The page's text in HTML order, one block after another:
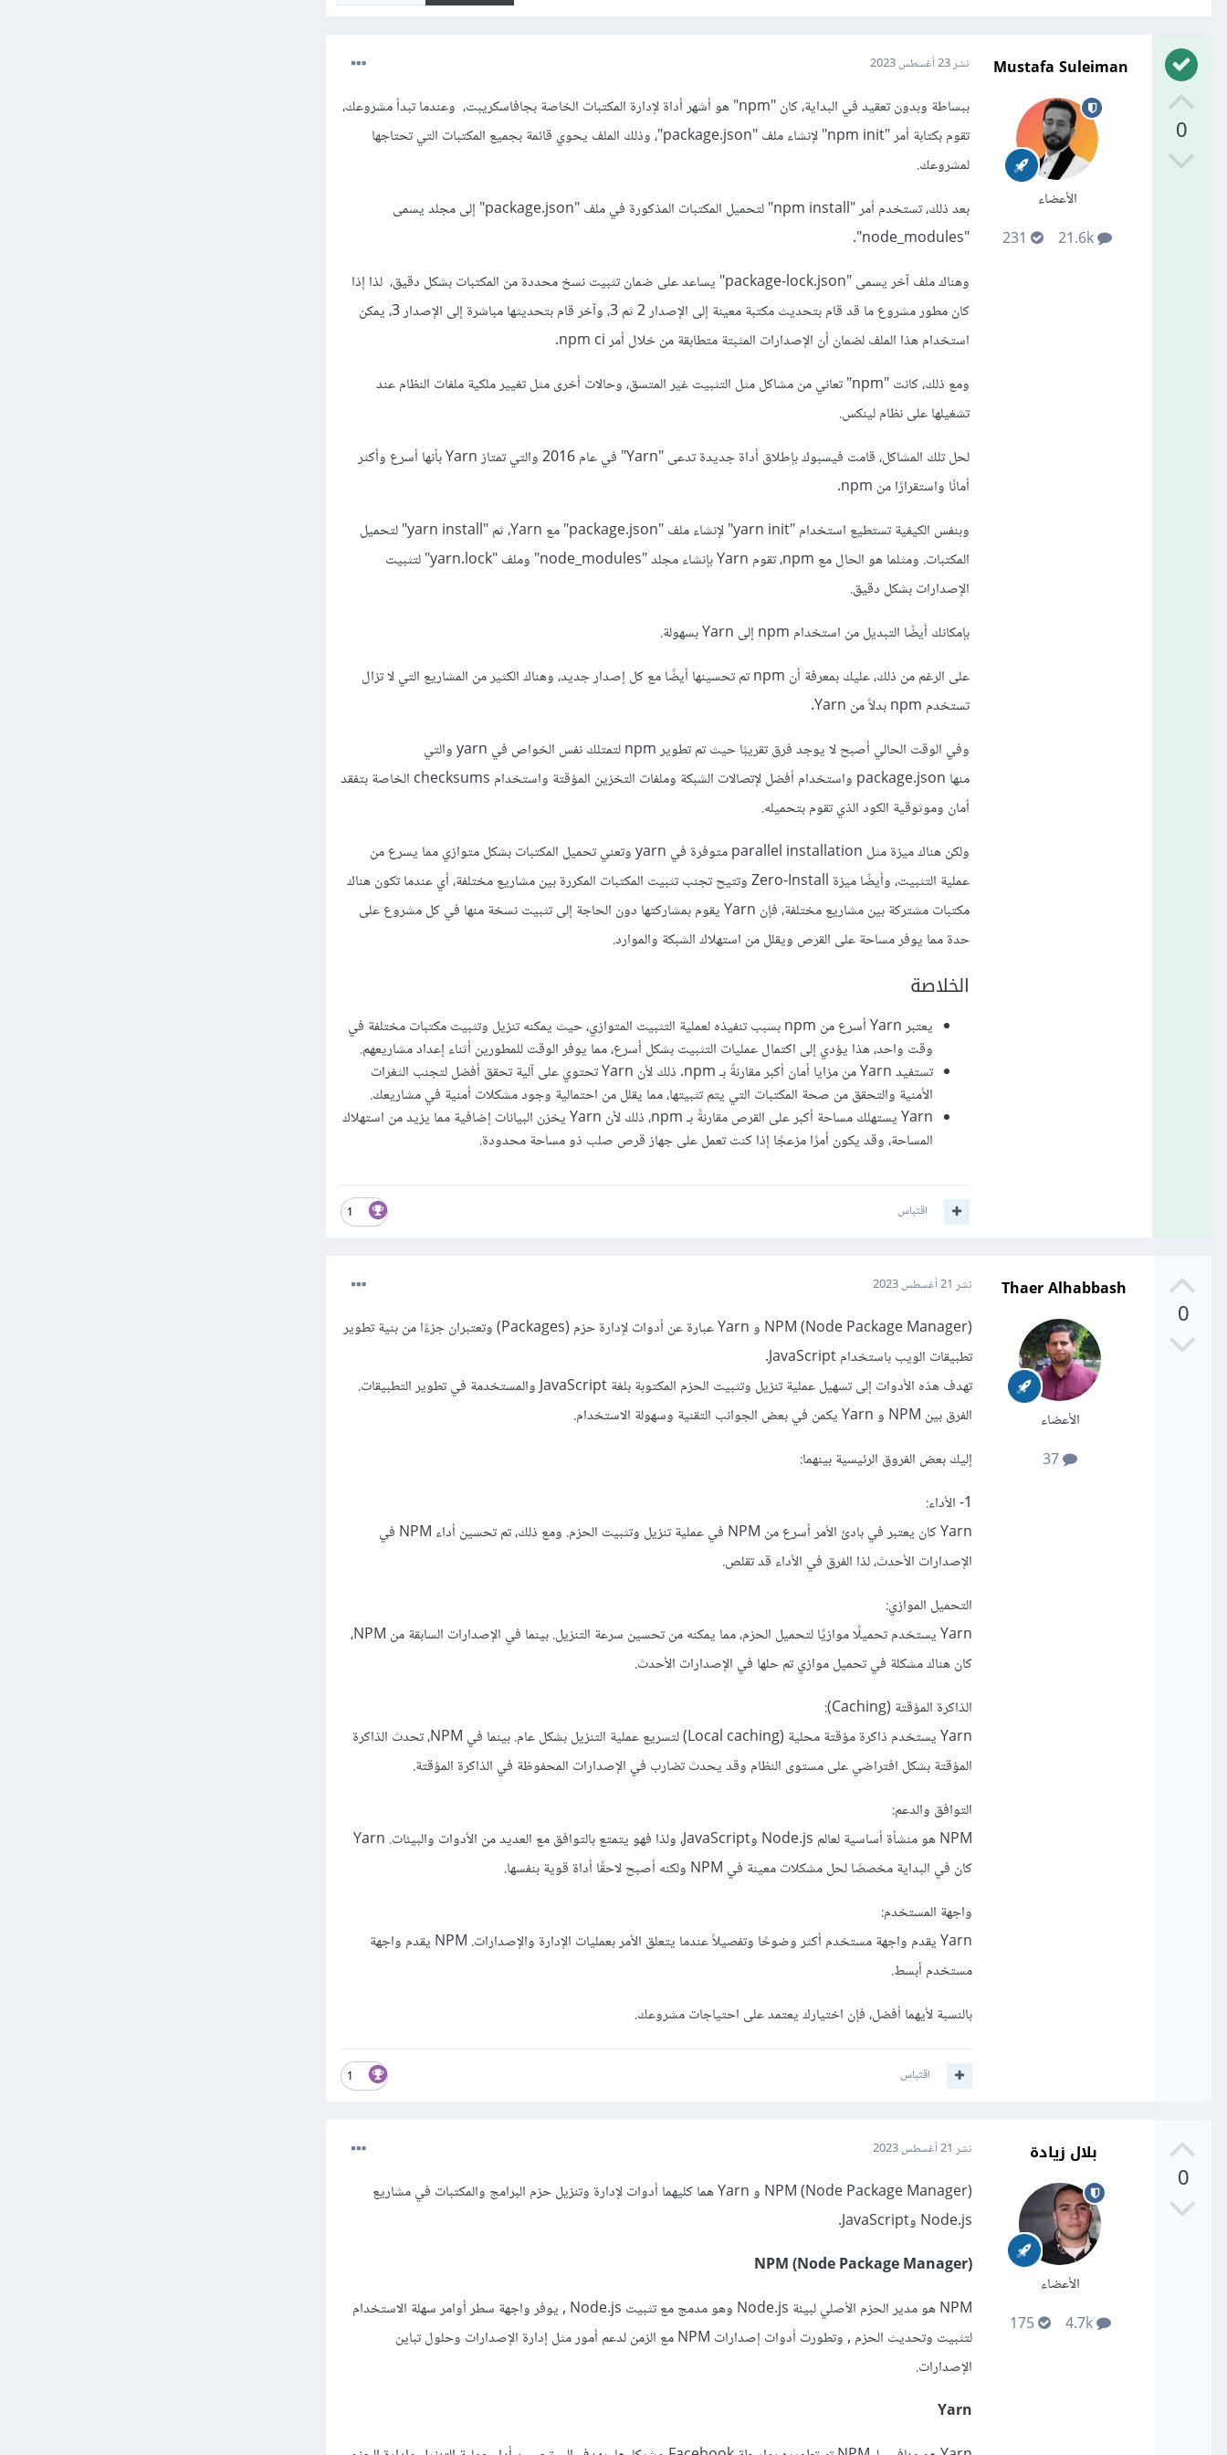
0
Mustafa Suleiman
الأعضاء
نشر23 أغسطس 2023
ببساطة وبدون تعقيد في البداية، كان "npm" هو أشهر أداة لإدارة المكتبات الخاصة بجافاسكريبت، وعندما تبدأ مشروعك،
تقوم بكتابة أمر "npm init" لإنشاء ملف "package.json"، وذلك الملف يحوي قائمة بجميع المكتبات التي تحتاجها
لمشروعك.
بعد ذلك، تستخدم أمر "npm install" لتحميل المكتبات المذكورة في ملف "package.json" إلى مجلد يسمى
"node_modules".
وهناك ملف آخر يسمى "package-lock.json" يساعد على ضمان تثبيت نسخ محددة من المكتبات بشكل دقيق، لذا إذا
كان مطور مشروع ما قد قام بتحديث مكتبة معينة إلى الإصدار 2 ثم 3، وآخر قام بتحديثها مباشرة إلى الإصدار 3، يمكن
استخدام هذا الملف لضمان أن الإصدارات المثبتة متطابقة من خلال أمر npm ci.
ومع ذلك، كانت "npm" تعاني من مشاكل مثل التثبيت غير المتسق، وحالات أخرى مثل تغيير ملكية ملفات النظام عند
تشغيلها على نظام لينكس.
لحل تلك المشاكل، قامت فيسبوك بإطلاق أداة جديدة تدعى "Yarn" في عام 2016 والتي تمتاز Yarn بأنها أسرع وأكثر
أمانًا واستقرارًا من npm.
وبنفس الكيفية تستطيع استخدام "yarn init" لإنشاء ملف "package.json" مع Yarn، ثم "yarn install" لتحميل
المكتبات. ومثلما هو الحال مع npm، تقوم Yarn بإنشاء مجلد "node_modules" وملف "yarn.lock" لتثبيت
الإصدارات بشكل دقيق.
بإمكانك أيضًا التبديل من استخدام npm إلى Yarn بسهولة.
على الرغم من ذلك، عليك بمعرفة أن npm تم تحسينها أيضًا مع كل إصدار جديد، وهناك الكثير من المشاريع التي لا تزال
تستخدم npm بدلاً من Yarn.
وفي الوقت الحالي أصبح لا يوجد فرق تقريبًا حيث تم تطوير npm لتمتلك نفس الخواص في yarn والتي
منها package.json واستخدام أفضل لإتصالات الشبكة وملفات التخزين المؤقتة واستخدام checksums الخاصة بتفقد
أمان وموثوقية الكود الذي تقوم بتحميله.
ولكن هناك ميزة مثل parallel installation متوفرة في yarn وتعني تحميل المكتبات بشكل متوازي مما يسرع من
عملية التثبيت، وأيضًا ميزة Zero-Install وتتيح تجنب تثبيت المكتبات المكررة بين مشاريع مختلفة، أي عندما تكون هناك
مكتبات مشتركة بين مشاريع مختلفة، فإن Yarn يقوم بمشاركتها دون الحاجة إلى تثبيت نسخة منها في كل مشروع على
حدة مما يوفر مساحة على القرص ويقلل من استهلاك الشبكة والموارد.
الخلاصة
يعتبر Yarn أسرع من npm بسبب تنفيذه لعملية التثبيت المتوازي، حيث يمكنه تنزيل وتثبيت مكتبات مختلفة في
وقت واحد، هذا يؤدي إلى اكتمال عمليات التثبيت بشكل أسرع، مما يوفر الوقت للمطورين أثناء إعداد مشاريعهم.
تستفيد Yarn من مزايا أمان أكبر مقارنةً بـ npm. ذلك لأن Yarn تحتوي على آلية تحقق أفضل لتجنب الثغرات
الأمنية والتحقق من صحة المكتبات التي يتم تثبيتها، مما يقلل من احتمالية وجود مشكلات أمنية في مشاريعك.
Yarn يستهلك مساحة أكبر على القرص مقارنةً بـ npm، ذلك لأن Yarn يخزن البيانات إضافية مما يزيد من استهلاك
المساحة، وقد يكون أمرًا مزعجًا إذا كنت تعمل على جهاز قرص صلب ذو مساحة محدودة.
1 اقتباس
0
Thaer Alhabbash
الأعضاء
نشر 21 أغسطس 2023
NPM (Node Package Manager) و Yarn عبارة عن أدوات لإدارة حزم (Packages) وتعتبران جزءًا من بنية تطوير
تطبيقات الويب باستخدام JavaScript.
تهدف هذه الأدوات إلى تسهيل عملية تنزيل وتثبيت الحزم المكتوبة بلغة JavaScript والمستخدمة في تطوير التطبيقات.
الفرق بين NPM و Yarn يكمن في بعض الجوانب التقنية وسهولة الاستخدام.
إليك بعض الفروق الرئيسية بينهما:
1- الأداء:
Yarn كان يعتبر في بادئ الأمر أسرع من NPM في عملية تنزيل وتثبيت الحزم. ومع ذلك، تم تحسين أداء NPM في
الإصدارات الأحدث، لذا الفرق في الأداء قد تقلص.
التحميل الموازي:
Yarn يستخدم تحميلًا موازيًا لتحميل الحزم، مما يمكنه من تحسين سرعة التنزيل. بينما في الإصدارات السابقة من NPM،
كان هناك مشكلة في تحميل موازي تم حلها في الإصدارات الأحدث.
الذاكرة المؤقتة (Caching):
Yarn يستخدم ذاكرة مؤقتة محلية (Local caching) لتسريع عملية التنزيل بشكل عام. بينما في NPM، تحدث الذاكرة
المؤقتة بشكل افتراضي على مستوى النظام وقد يحدث تضارب في الإصدارات المحفوظة في الذاكرة المؤقتة.
التوافق والدعم:
NPM هو منشأة أساسية لعالم Node.js وJavaScript، ولذا فهو يتمتع بالتوافق مع العديد من الأدوات والبيئات. Yarn
كان في البداية مخصصًا لحل مشكلات معينة في NPM ولكنه أصبح لاحقًا أداة قوية بنفسها.
واجهة المستخدم:
Yarn يقدم واجهة مستخدم أكثر وضوحًا وتفصيلاً عندما يتعلق الأمر بعمليات الإدارة والإصدارات. NPM يقدم واجهة
مستخدم أبسط.
بالنسبة لأيهما أفضل، فإن اختيارك يعتمد على احتياجات مشروعك.
1 اقتباس
0
بلال زيادة
الأعضاء
4.7k
175
نشر 21 أغسطس 2023
NPM (Node Package Manager) و Yarn هما كليهما أدوات لإدارة وتنزيل حزم البرامج والمكتبات في مشاريع
Node.js وJavaScript.
NPM (Node Package Manager)
NPM هو مدير الحزم الأصلي لبيئة Node.js وهو مدمج مع تثبيت Node.js , يوفر واجهة سطر أوامر سهلة الاستخدام
لتثبيت وتحديث الحزم , وتطورت أدوات إصدارات NPM مع الزمن لدعم أمور مثل إدارة الإصدارات وحلول تباين
الإصدارات.
Yarn